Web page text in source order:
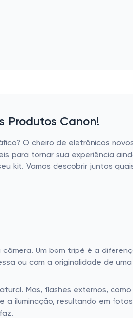
Produtos Canon!
O cheiro de eletrônicos
para tornar sua experiência
kit. Vamos descobrir juntos
Um bom tripé é a
ou com a originalidade de
Mas, flashes externos,
a iluminação, resultando em